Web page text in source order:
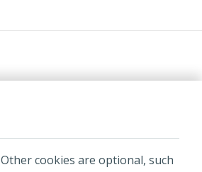
cookies are optional, such
sociétés affiliées